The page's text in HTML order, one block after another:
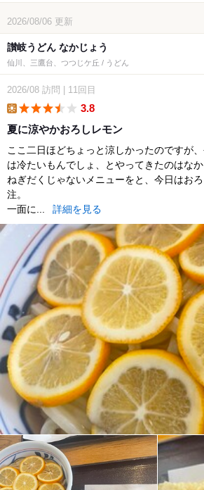
2026/08/06 更新
讃岐うどん なかじょう
仙川、三鷹台、つつじケ丘 / うどん
2026/08 訪問 11回目
3.8
夏に涼やかおろしレモン
ここ二日ほどちょっと涼しかったのですが
は冷たいもんでしょ、とやってきたのはな
ねぎだくじゃないメニューをと、今日はお
注。
一面に...
詳細を見る